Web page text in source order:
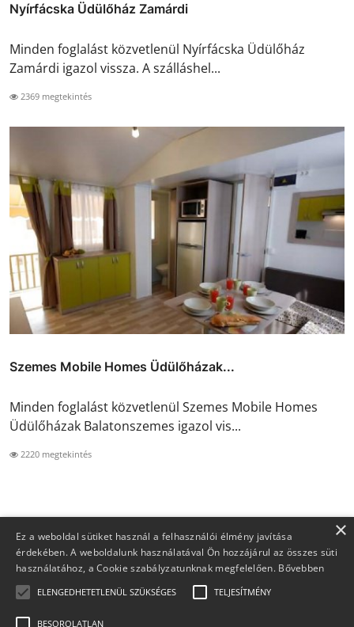
Nyírfácska Üdülőház Zamárdi
Minden foglalást közvetlenül Nyírfácska Üdülőház
Zamárdi igazol vissza. A szálláshel...
2369 megtekintés
Szemes Mobile Homes Üdülőházak...
Minden foglalást közvetlenül Szemes Mobile Homes
Üdülőházak Balatonszemes igazol vis...
2220 megtekintés
×
Ez a weboldal sütiket használ a felhasználói élmény javítása
érdekében. A weboldalunk használatával Ön hozzájárul az összes süti
használatához, a Cookie szabályzatunknak megfelelően. Bővebben
ELENGEDHETETLENÜL SZÜKSÉGES TELJESÍTMÉNY
BESOROLATLAN